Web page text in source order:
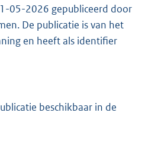
s
g
r
o
:
05-2026 gepubliceerd door
De publicatie is van het
en heeft als identifier
beschikbaar in de